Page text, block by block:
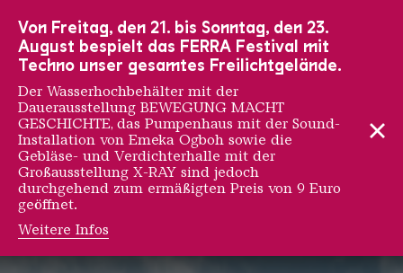
Von Freitag, den 21. bis Sonntag, den 23.
August bespielt das FERRA Festival mit
Techno unser gesamtes Freilichtgelände.
Der Wasserhochbehälter mit der
Dauerausstellung BEWEGUNG MACHT
GESCHICHTE, das Pumpenhaus mit der Sound-
Installation von Emeka Ogboh sowie die
Gebläse- und Verdichterhalle mit der
Großausstellung X-RAY sind jedoch
durchgehend zum ermäßigten Preis von 9 Euro
geöffnet.
Weitere Infos